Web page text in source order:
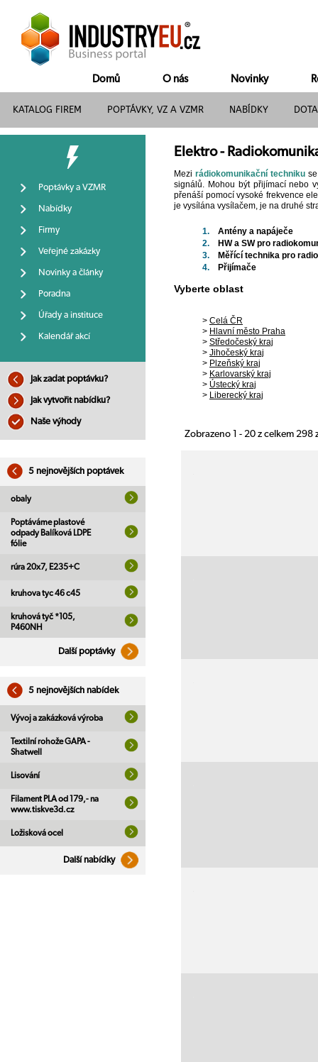
Domů O nás Novinky
KATALOG FIREM POPTÁVKY, VZ A VZMR NABÍDKY
Poptávky a VZMR
Nabídky
Firmy
Veřejné zakázky
Novinky a články
Poradna
Úřady a instituce
Kalendář akcí
Jak zadat poptávku?
Jak vytvořit nabídku?
Naše výhody
5 nejnovějších poptávek
obaly
Poptáváme plastové
odpady Balíková LDPE
fólie
rúra 20x7, E235+C
kruhova tyc 46 c45
kruhová tyč *105,
P460NH
Další poptávky
5 nejnovějších nabídek
Vývoj a zakázková výroba
Textilní rohože GAPA -
Shatwell
Lisování
Filament PLA od 179,- na
www.tiskve3d.cz
Ložisková ocel
Další nabídky
Elektro -
Mezirádiokomunikační techniku
signálů. Mohou být přijímací nebo
přenáší pomocí vysoké frekvence
je vysílána vysílačem, je na druhé
1.
Antény a napáječe
2.
HW a SW pro
3.
Měřící technika pro
4.
Přijímače
Vyberte oblast
> Celá ČR
> Hlavní město Praha
> Středočeský kraj
> Jihočeský kraj
> Plzeňský kraj
> Karlovarský kraj
> Ústecký kraj
> Liberecký kraj
Zobrazeno 1 - 20 z celkem 298